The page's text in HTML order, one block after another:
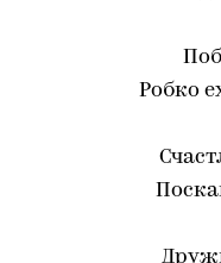
Робко